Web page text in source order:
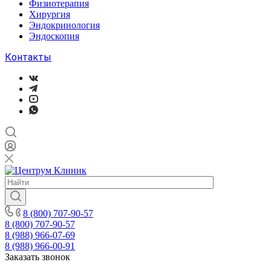
Физиотерапия
Хирургия
Эндокринология
Эндоскопия
Контакты
8 (800) 707-90-57
8 (800) 707-90-57
8 (988) 966-07-69
8 (988) 966-00-91
Заказать звонок